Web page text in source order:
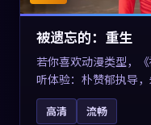
被遗忘的：重生
若你喜欢动漫类型，
听体验：朴赞郁执导
影片2025年于法国上
的温和反讽，关键词
高清 流畅